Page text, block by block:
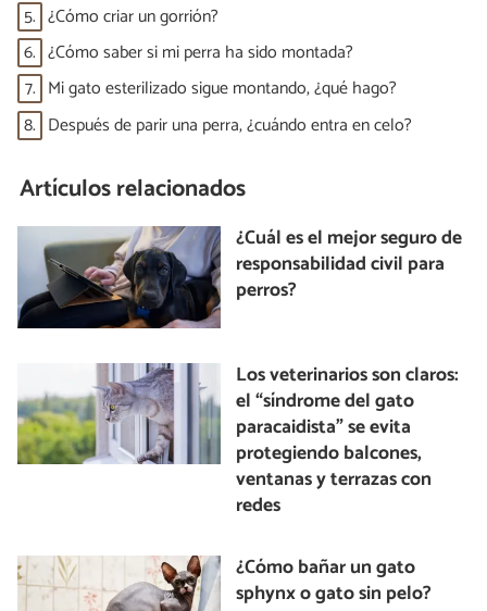
5. ¿Cómo criar un gorrión?
6. ¿Cómo saber si mi perra ha sido montada?
7. Mi gato esterilizado sigue montando, ¿qué hago?
8. Después de parir una perra, ¿cuándo entra en celo?
Artículos relacionados
¿Cuál es el mejor seguro de
responsabilidad civil para
perros?
Los veterinarios son claros:
el “síndrome del gato
paracaidista” se evita
protegiendo balcones,
ventanas y terrazas con
redes
¿Cómo bañar un gato
sphynx o gato sin pelo?